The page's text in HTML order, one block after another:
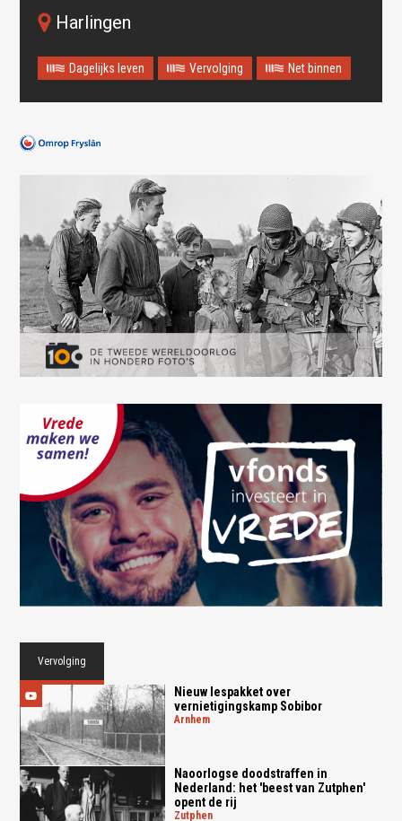
Harlingen
Dagelijks leven Vervolging Net binnen
Vervolging
Nieuw lespakket over
vernietigingskamp Sobibor
arnhem
Naoorlogse doodstraffen in
Nederland: het 'beest van Zutphen'
opent de rij
zutphen